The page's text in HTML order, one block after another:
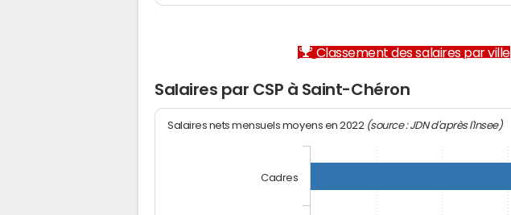
Classement des salaires par ville
Salaires par CSP à Saint-Chéron
Salaires nets mensuels moyens en 2022 (source : JDN d'après l'Insee)
Cadres